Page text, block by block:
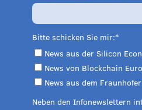
Bitte schicken Sie mir:
News aus der Silicon
News von Blockchain
News aus dem
Neben den Infonewslettern